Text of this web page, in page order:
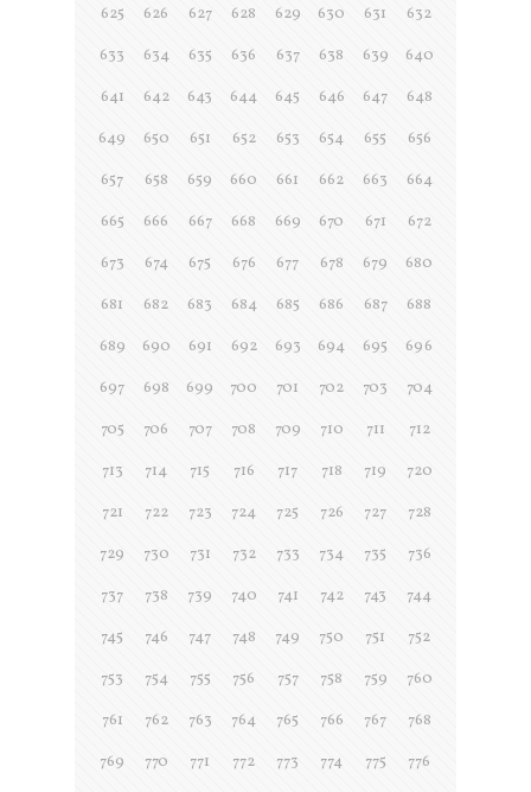
625
626 627 628 629 630 631
632
633
634 635 636 637 638 639
640
641
642 643 644 645 646 647
648
649
650 651 652 653 654 655
656
657
658 659 660 661 662 663
664
665
666 667 668 669 670 671
672
673
674 675 676 677 678 679
680
681
682 683 684 685 686 687
688
689
690 691 692 693 694 695
696
697
698 699 700 701 702 703
704
705
706 707 708 709 710 711
712
713
714 715 716 717 718 719
720
721
722 723 724 725 726 727
728
729
730 731 732 733 734 735
736
737
738 739 740 741 742 743
744
745
746 747 748 749 750 751
752
753
754 755 756 757 758 759
760
761
762 763 764 765 766 767
768
769
770 771 772 773 774 775
776